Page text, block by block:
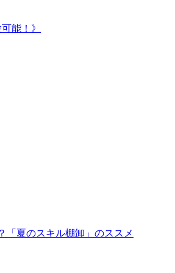
能！》
「夏のスキル棚卸」のススメ